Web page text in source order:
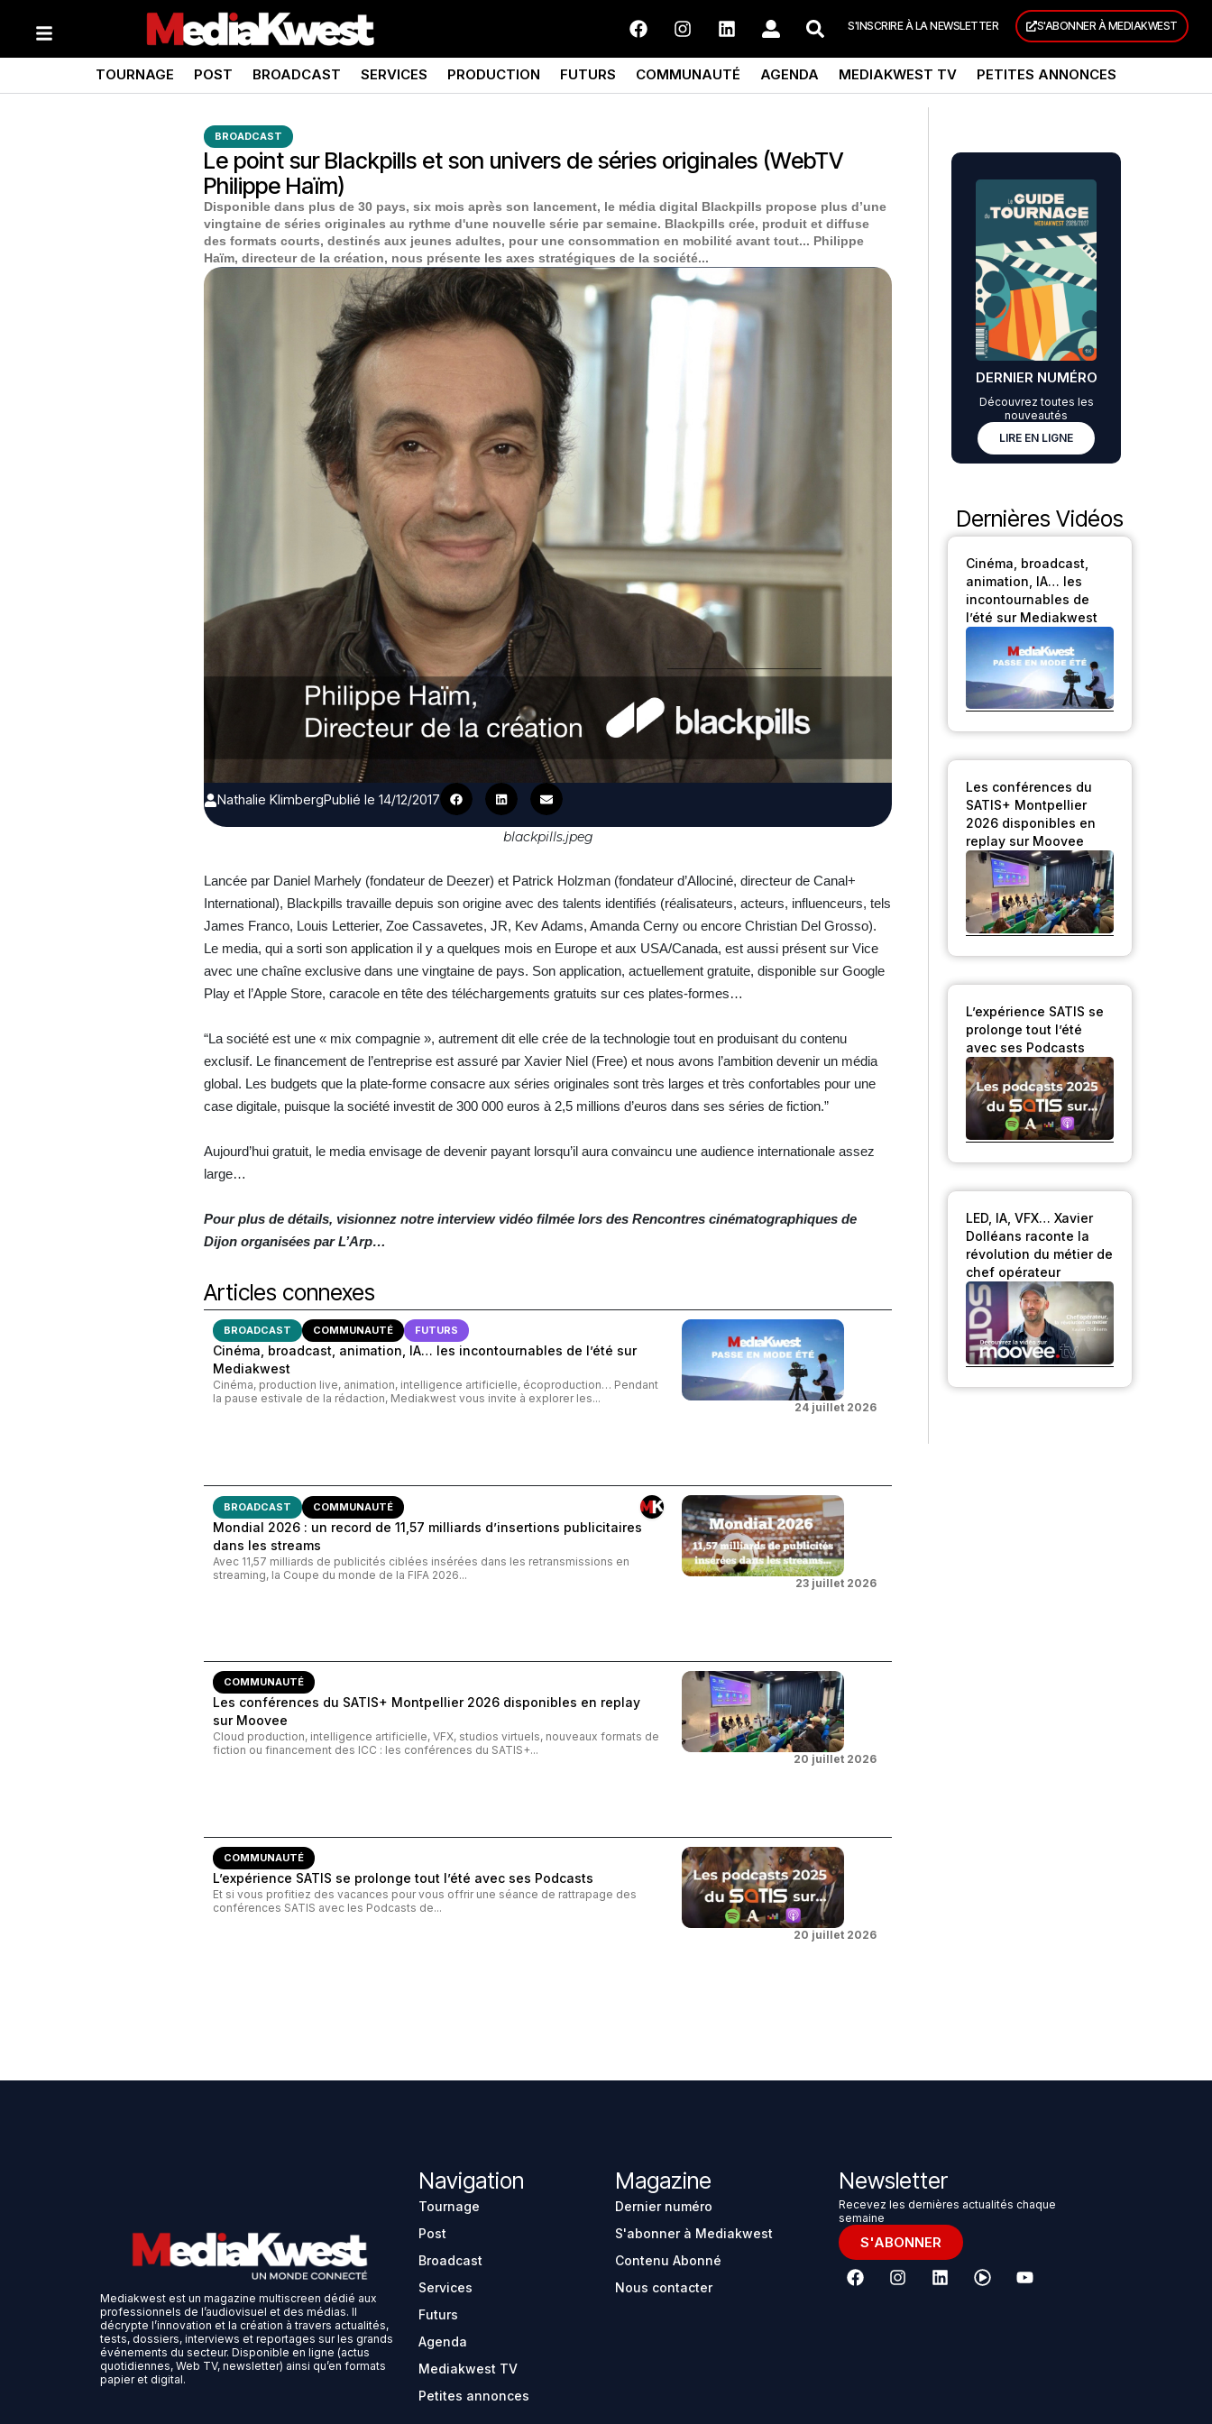
S'INSCRIRE À LA NEWSLETTER S'ABONNER À MEDIAKWEST
TOURNAGE POST BROADCAST SERVICES PRODUCTION FUTURS COMMUNAUTÉ AGENDA MEDIAKWEST TV PETITES ANNONCES
BROADCAST
Le point sur Blackpills et son univers de séries originales (WebTV
Philippe Haïm)
Disponible dans plus de 30 pays, six mois après son lancement, le média digital Blackpills propose plus d’une
vingtaine de séries originales au rythme d'une nouvelle série par semaine. Blackpills crée, produit et diffuse
des formats courts, destinés aux jeunes adultes, pour une consommation en mobilité avant tout... Philippe
Haïm, directeur de la création, nous présente les axes stratégiques de la société...
Nathalie KlimbergPublié le 14/12/2017
blackpills.jpeg
Lancée par Daniel Marhely (fondateur de Deezer) et Patrick Holzman (fondateur d’Allociné, directeur de Canal+
International), Blackpills travaille depuis son origine avec des talents identifiés (réalisateurs, acteurs, influenceurs, tels
James Franco, Louis Letterier, Zoe Cassavetes, JR, Kev Adams, Amanda Cerny ou encore Christian Del Grosso).
Le media, qui a sorti son application il y a quelques mois en Europe et aux USA/Canada, est aussi présent sur Vice
avec une chaîne exclusive dans une vingtaine de pays. Son application, actuellement gratuite, disponible sur Google
Play et l’Apple Store, caracole en tête des téléchargements gratuits sur ces plates-formes…
“La société est une « mix compagnie », autrement dit elle crée de la technologie tout en produisant du contenu
exclusif. Le financement de l’entreprise est assuré par Xavier Niel (Free) et nous avons l’ambition devenir un média
global. Les budgets que la plate-forme consacre aux séries originales sont très larges et très confortables pour une
case digitale, puisque la société investit de 300 000 euros à 2,5 millions d’euros dans ses séries de fiction.”
Aujourd’hui gratuit, le media envisage de devenir payant lorsqu’il aura convaincu une audience internationale assez
large…
Pour plus de détails, visionnez notre interview vidéo filmée lors des Rencontres cinématographiques de
Dijon organisées par L’Arp…
Articles connexes
BROADCAST COMMUNAUTÉ FUTURS
Cinéma, broadcast, animation, IA… les incontournables de l’été sur
Mediakwest
Cinéma, production live, animation, intelligence artificielle, écoproduction… Pendant
la pause estivale de la rédaction, Mediakwest vous invite à explorer les...
24 juillet 2026
BROADCAST COMMUNAUTÉ
Mondial 2026 : un record de 11,57 milliards d’insertions publicitaires
dans les streams
Avec 11,57 milliards de publicités ciblées insérées dans les retransmissions en
streaming, la Coupe du monde de la FIFA 2026...
23 juillet 2026
COMMUNAUTÉ
Les conférences du SATIS+ Montpellier 2026 disponibles en replay
sur Moovee
Cloud production, intelligence artificielle, VFX, studios virtuels, nouveaux formats de
fiction ou financement des ICC : les conférences du SATIS+...
20 juillet 2026
COMMUNAUTÉ
L’expérience SATIS se prolonge tout l’été avec ses Podcasts
Et si vous profitiez des vacances pour vous offrir une séance de rattrapage des
conférences SATIS avec les Podcasts de...
20 juillet 2026
DERNIER NUMÉRO
Découvrez toutes les
nouveautés
LIRE EN LIGNE
Dernières Vidéos
Cinéma, broadcast,
animation, IA… les
incontournables de
l’été sur Mediakwest
Les conférences du
SATIS+ Montpellier
2026 disponibles en
replay sur Moovee
L’expérience SATIS se
prolonge tout l’été
avec ses Podcasts
LED, IA, VFX… Xavier
Dolléans raconte la
révolution du métier de
chef opérateur
Mediakwest est un magazine multiscreen dédié aux
professionnels de l’audiovisuel et des médias. Il
décrypte l’innovation et la création à travers actualités,
tests, dossiers, interviews et reportages sur les grands
événements du secteur. Disponible en ligne (actus
quotidiennes, Web TV, newsletter) ainsi qu’en formats
papier et digital.
Navigation
Tournage
Post
Broadcast
Services
Futurs
Agenda
Mediakwest TV
Petites annonces
Magazine
Dernier numéro
S'abonner à Mediakwest
Contenu Abonné
Nous contacter
Newsletter
Recevez les dernières actualités chaque
semaine
S'ABONNER